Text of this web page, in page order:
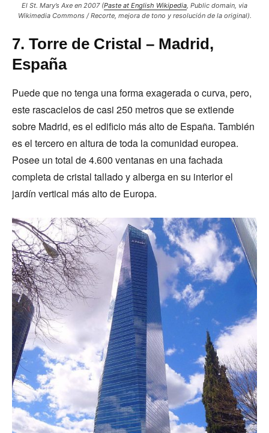
El St. Mary’s Axe en 2007 (Paste at English Wikipedia , Public domain, via
Wikimedia Commons / Recorte, mejora de tono y resolución de la original).
7. Torre de Cristal – Madrid,
España
Puede que no tenga una forma exagerada o curva, pero,
este rascacielos de casi 250 metros que se extiende
sobre Madrid, es el edificio más alto de España. También
es el tercero en altura de toda la comunidad europea.
Posee un total de 4.600 ventanas en una fachada
completa de cristal tallado y alberga en su interior el
jardín vertical más alto de Europa.